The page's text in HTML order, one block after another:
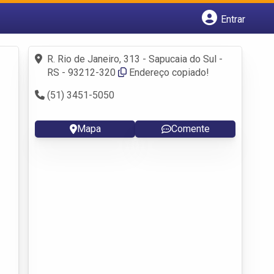
Entrar
Fazer login
Criar conta
R. Rio de Janeiro, 313 - Sapucaia do Sul -
RS - 93212-320
Endereço copiado!
(51) 3451-5050
Mapa Comente